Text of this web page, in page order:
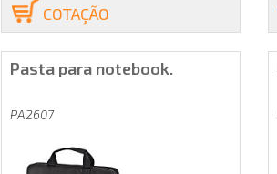
COTAÇÃO
Pasta para notebook.
PA2607